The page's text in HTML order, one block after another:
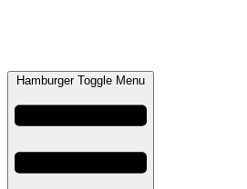
Hamburger Toggle Menu